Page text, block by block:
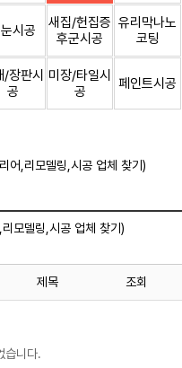
시공
새집/헌집증
후군시공
유리막나노
코팅
/장판시
공
미장/타일시
공
페인트시공
리어,리모델링,시공 업체 찾기)
리모델링,시공 업체 찾기)
제목 조회
습니다.